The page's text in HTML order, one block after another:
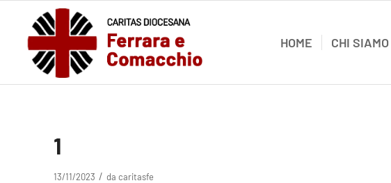
HOME CHI SIAMO
1
13/11/2023 / da caritasfe